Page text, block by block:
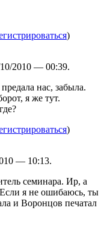
)
2010 — 00:39.
нас, забыла.
я же тут.
)
— 10:13.
семинара. Ир, а
Если я не ошибаюсь, ты
и Воронцов печатал